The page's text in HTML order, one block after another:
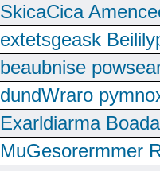
SkicaCica
extetsgeask
beaubnise
dundWraro
Exarldiarma
MuGesorermmer